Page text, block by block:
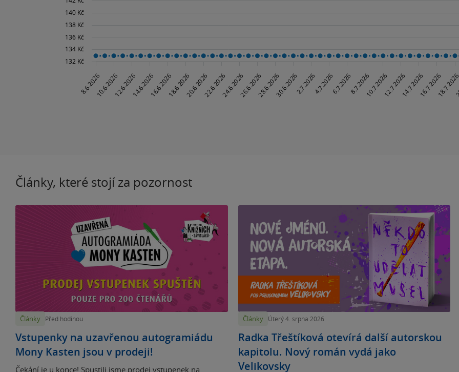
Články, které stojí za pozornost
Články Před hodinou
Vstupenky na uzavřenou autogramiádu
Mony Kasten jsou v prodeji!
Čekání je u konce! Spustili jsme prodej vstupenek na
Články Úterý 4. srpna 2026
Radka Třeštíková otevírá další autorskou
kapitolu. Nový román vydá jako
Velikovsky